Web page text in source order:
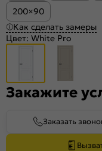
200×90
Как сделать замеры
Цвет: White Pro
Закажите
Заказать